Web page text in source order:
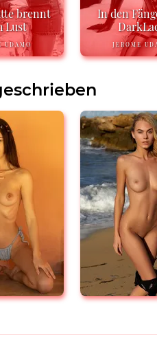
brennt
Lust
UDAMO
In den
JEROME